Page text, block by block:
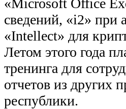
«Microsoft Office
сведений, «i2» при
«Intellect» для
Летом этого года
тренинга для
отчетов из других
республики.